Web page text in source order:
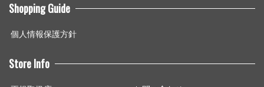
Shopping Guide
個人情報保護方針
Store Info